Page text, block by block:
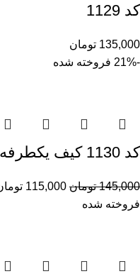
کد 1129
135,000 تومان
-21%
فروخته شده
کد 1130 کیف یکطرفه دخترانه LV
145,000 تومان 115,000
فروخته شده